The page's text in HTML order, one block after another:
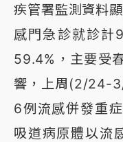
疾管署監測資料
感門急診就診計
59.4%，主要受
響，上周(2/24-
6例流感併發重
吸道病原體以流